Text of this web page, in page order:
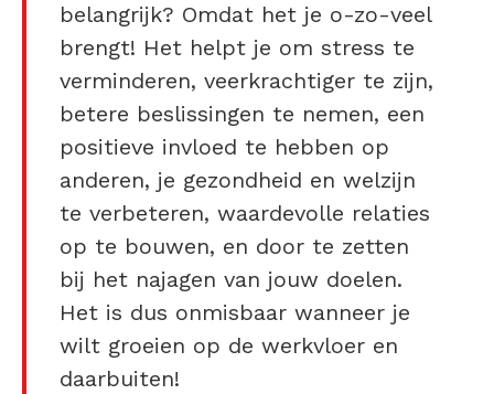
belangrijk? Omdat het je o-zo-veel
brengt! Het helpt je om stress te
verminderen, veerkrachtiger te zijn,
betere beslissingen te nemen, een
positieve invloed te hebben op
anderen, je gezondheid en welzijn
te verbeteren, waardevolle relaties
op te bouwen, en door te zetten
bij het najagen van jouw doelen.
Het is dus onmisbaar wanneer je
wilt groeien op de werkvloer en
daarbuiten!